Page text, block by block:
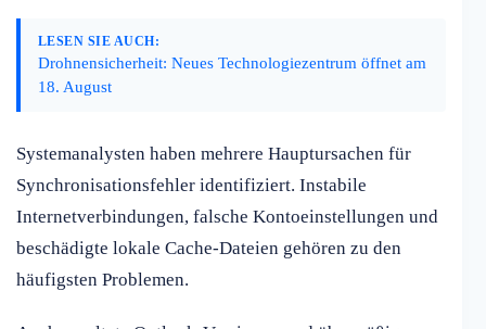
LESEN SIE AUCH:
Drohnensicherheit: Neues Technologiezentrum öffnet am
18. August
Systemanalysten haben mehrere Hauptursachen für
Synchronisationsfehler identifiziert. Instabile
Internetverbindungen, falsche Kontoeinstellungen und
beschädigte lokale Cache-Dateien gehören zu den
häufigsten Problemen.